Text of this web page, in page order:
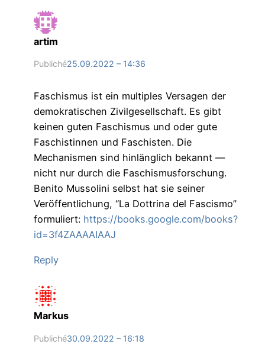
artim
Publiché25.09.2022 – 14:36
Faschismus ist ein multiples Versagen der
demokratischen Zivilgesellschaft. Es gibt
keinen guten Faschismus und oder gute
Faschistinnen und Faschisten. Die
Mechanismen sind hinlänglich bekannt —
nicht nur durch die Faschismusforschung.
Benito Mussolini selbst hat sie seiner
Veröffentlichung, “La Dottrina del Fascismo”
formuliert: https://books.google.com/books?
id=3f4ZAAAAIAAJ
Reply
Markus
Publiché30.09.2022 – 16:18